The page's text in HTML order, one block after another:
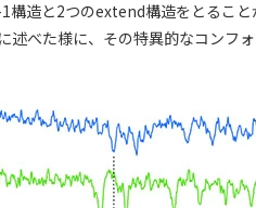
構造と2つのextend構造をとるこ
述べた様に、その特異的なコンフ